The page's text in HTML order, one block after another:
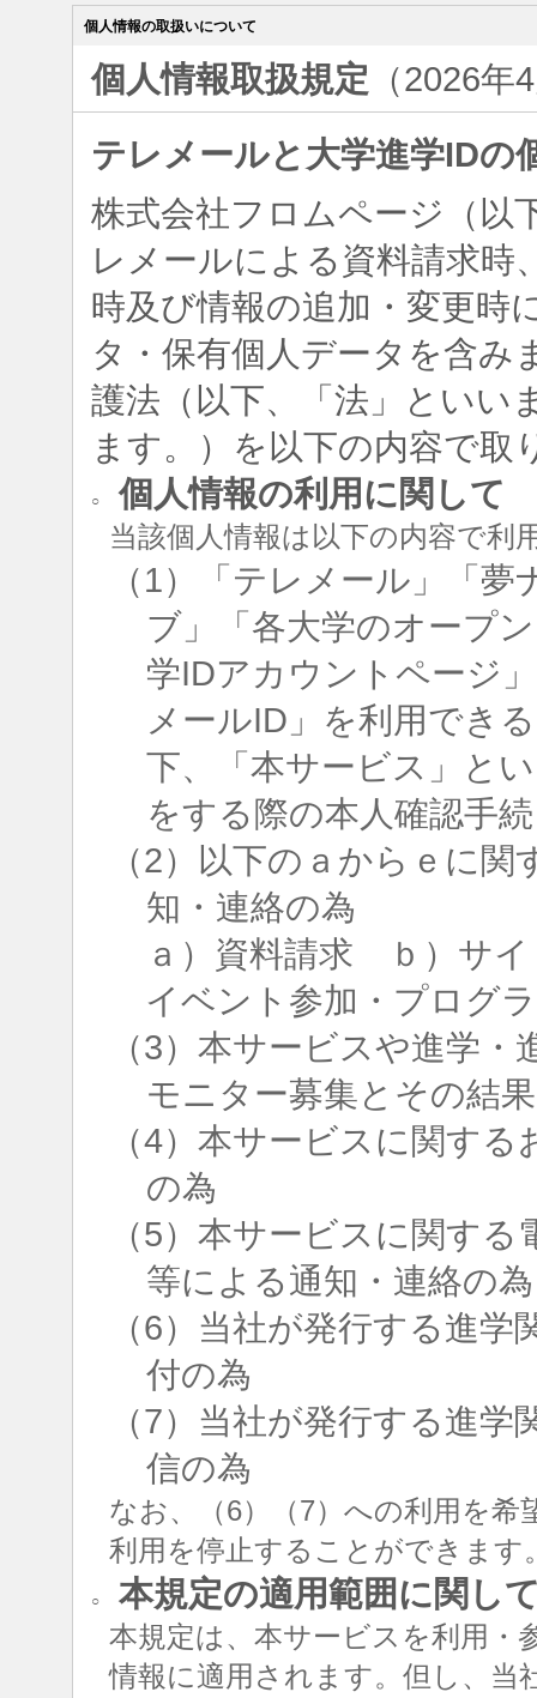
個人情報の取扱いについて
個人情報取扱規定 （2026
テレメールと大学進学IDの
株式会社フロムページ（以
レメールによる資料請求時
時及び情報の追加・変更時
タ・保有個人データを含み
護法（以下、「法」といい
ます。）を以下の内容で取
○ 個人情報の利用に関して
当該個人情報は以下の内容で利
（1）「テレメール」「
ブ」「各大学のオープ
学IDアカウントページ
メールID」を利用でき
下、「本サービス」と
をする際の本人確認手
（2）以下のａからｅに
知・連絡の為
ａ）資料請求 ｂ）サ
イベント参加・プログ
（3）本サービスや進学
モニター募集とその結
（4）本サービスに関す
の為
（5）本サービスに関す
等による通知・連絡の為
（6）当社が発行する進
付の為
（7）当社が発行する進
信の為
なお、（6）（7）への利用を
利用を停止することができます
○ 本規定の適用範囲に関し
本規定は、本サービスを利用・
情報に適用されます。但し、当